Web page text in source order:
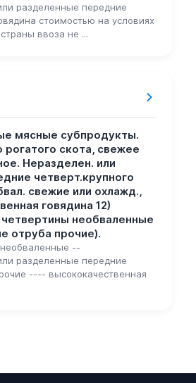
разделенные передние
стоимостью на условиях
ввоза не ...
мясные субпродукты.
рогатого скота, свежее
Неразделен. или
четверт.крупного
свежие или охлажд.,
говядина 12)
необваленные
отруба прочие).
--
разделенные передние
---- высококачественная